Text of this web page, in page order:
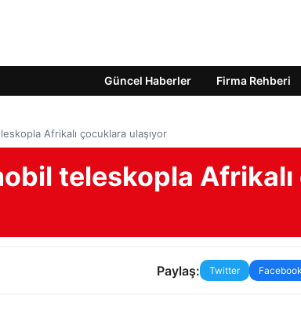
Güncel Haberler Firma Rehberi
Afrikalı çocuklara ulaşıyor
teleskopla
Paylaş: Twitter Facebook